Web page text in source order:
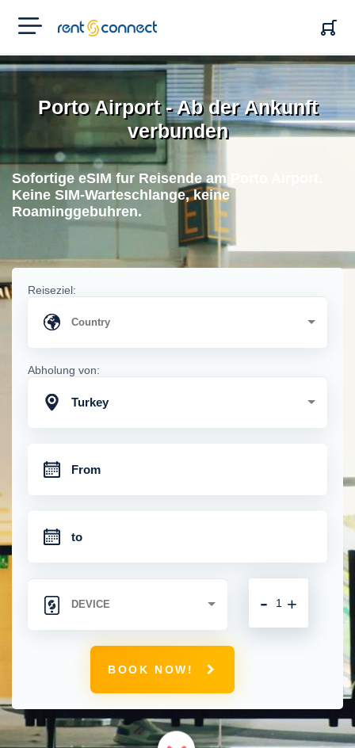
RENT'N
CONNECT
Porto Airport - Ab der Ankunft
verbunden
Sofortige eSIM fur Reisende am Porto Airport.
Keine SIM-Warteschlange, keine
Roaminggebuhren.
Reiseziel:
Abholung von:
Turkey
+
-
BOOK NOW!